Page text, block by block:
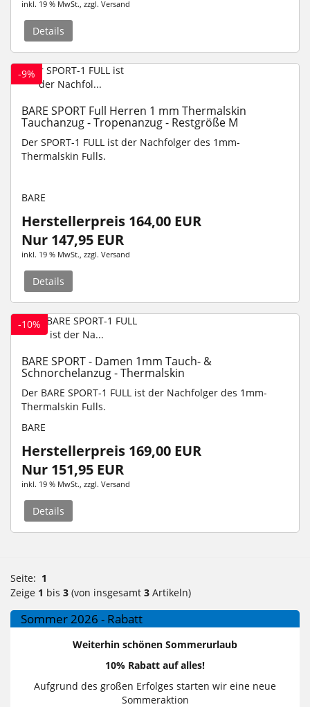
inkl. 19 % MwSt. , zzgl. Versand
Details
-9%
BARE SPORT Full Herren 1 mm Thermalskin
Tauchanzug - Tropenanzug - Restgröße M
Der SPORT-1 FULL ist der Nachfolger des 1mm-
Thermalskin Fulls.
BARE
Herstellerpreis 164,00 EUR
Nur 147,95 EUR
inkl. 19 % MwSt. , zzgl. Versand
Details
-10%
BARE SPORT - Damen 1mm Tauch- &
Schnorchelanzug - Thermalskin
Der BARE SPORT-1 FULL ist der Nachfolger des 1mm-
Thermalskin Fulls.
BARE
Herstellerpreis 169,00 EUR
Nur 151,95 EUR
inkl. 19 % MwSt. , zzgl. Versand
Details
Seite: 1
Zeige 1 bis 3 (von insgesamt 3 Artikeln)
Sommer 2026 - Rabatt
Weiterhin schönen Sommerurlaub
10% Rabatt auf alles!
Aufgrund des großen Erfolges starten wir eine neue
Sommeraktion